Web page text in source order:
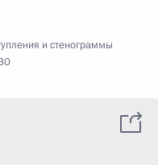
и стенограммы